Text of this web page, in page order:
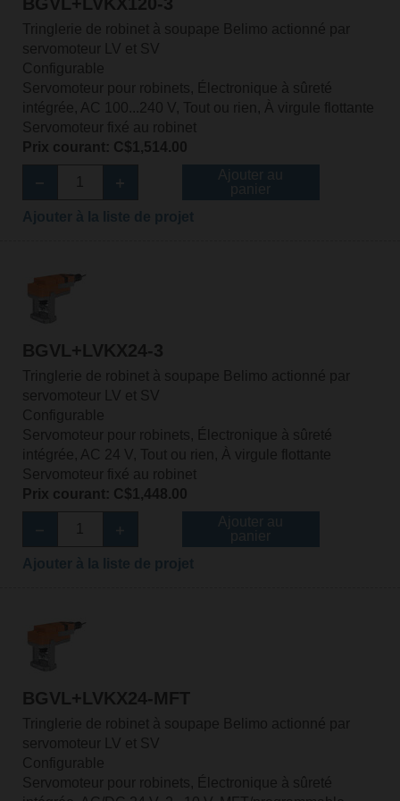
Tringlerie de robinet à soupape Belimo actionné par
servomoteur LV et SV
Configurable
Servomoteur pour robinets, Électronique à sûreté
intégrée, AC 100...240 V, Tout ou rien, À virgule flottante
Servomoteur fixé au robinet
Prix courant: C$1,514.00
BGVL+LVKX24-3
Tringlerie de robinet à soupape Belimo actionné par
servomoteur LV et SV
Configurable
Servomoteur pour robinets, Électronique à sûreté
intégrée, AC 24 V, Tout ou rien, À virgule flottante
Servomoteur fixé au robinet
Prix courant: C$1,448.00
BGVL+LVKX24-MFT
Tringlerie de robinet à soupape Belimo actionné par
servomoteur LV et SV
Configurable
Servomoteur pour robinets, Électronique à sûreté